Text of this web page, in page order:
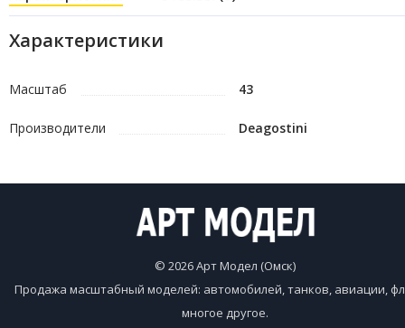
Характеристики
Масштаб 43
Производители Deagostini
© 2026 Арт Модел (Омск)
Продажа масштабный моделей: автомобилей, танков, авиации,
многое другое.